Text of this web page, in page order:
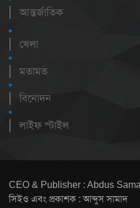
আন্তর্জাতিক
খেলা
মতামত
বিনোদন
লাইফ স্টাইল
CEO & Publisher : Abdus
সিইও এবং প্রকাশক : আব্দুস সামাদ